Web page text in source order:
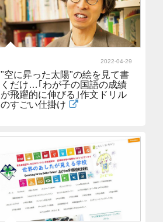
2022-04-29
"空に昇った太陽"の絵を見て書
くだけ…｢わが子の国語の成績
が飛躍的に伸びる｣作文ドリル
のすごい仕掛け